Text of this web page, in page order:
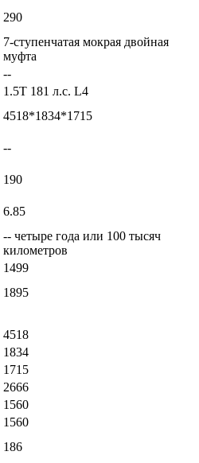
290
7-ступенчатая мокрая двойная
муфта
--
1.5T 181 л.с. L4
4518*1834*1715
--
190
6.85
-- четыре года или 100 тысяч
километров
1499
1895
4518
1834
1715
2666
1560
1560
186